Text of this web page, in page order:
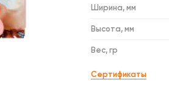
Ширина, мм
Высота, мм
Вес, гр
Сертификаты